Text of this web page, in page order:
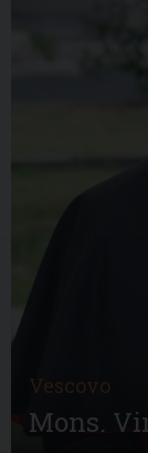
Vescovo
Mons.